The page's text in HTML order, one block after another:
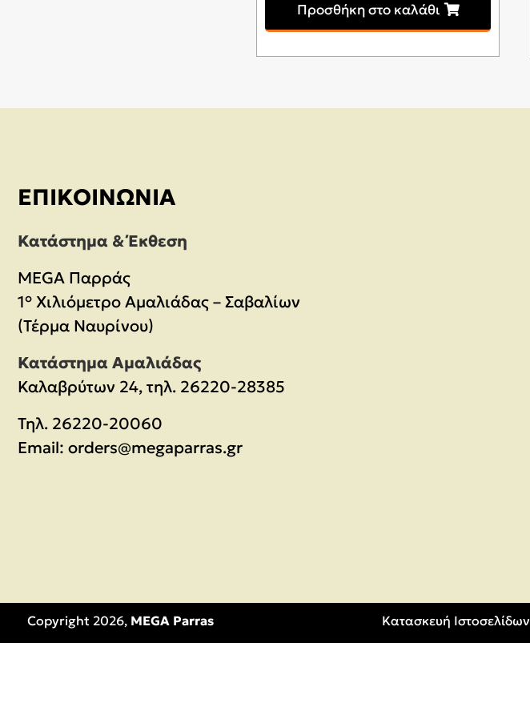
Προσθήκη στο καλάθι
ΕΠΙΚΟΙΝΩΝΊΑ
Κατάστημα & Έκθεση
MEGA Παρράς
1° Χιλιόμετρο Αμαλιάδας – Σαβαλίων
(Τέρμα Ναυρίνου)
Κατάστημα Αμαλιάδας
Καλαβρύτων 24, τηλ. 26220-28385
Τηλ. 26220-20060
Email: orders@megaparras.gr
Copyright 2026, MEGA Parras Κατασκευή Ιστοσελίδων